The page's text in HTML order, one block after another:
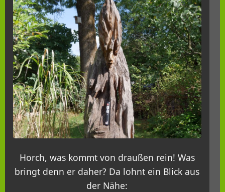
Horch, was kommt von draußen rein! Was
bringt denn er daher? Da lohnt ein Blick aus
der Nähe: